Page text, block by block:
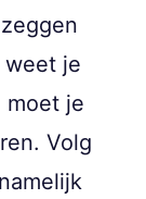
weet je
moet je
Volg